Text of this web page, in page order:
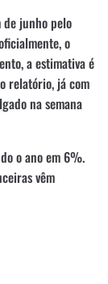
junho pelo
o
a estimativa é
relatório, já com
na semana
o ano em 6%.
vêm